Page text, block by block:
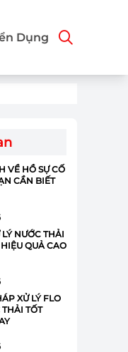
Dụng
VỀ HỒ SỰ CỐ
CẦN BIẾT
NƯỚC THẢI
QUẢ CAO
XỬ LÝ FLO
TỐT